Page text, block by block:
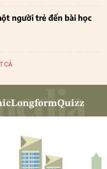
người trẻ đến bài học
CẢ
LongformQuizz